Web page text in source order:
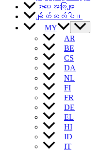
အမေးအဖြေများ
ချိတ်ဆက်ပါ။
MY
AR
BE
CS
DA
NL
FI
FR
DE
EL
HI
ID
IT